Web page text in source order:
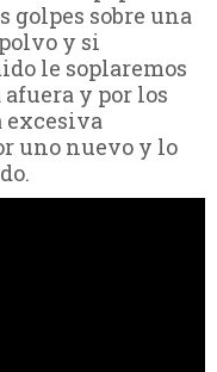
golpes sobre una
y si
le soplaremos
y por los
excesiva
uno nuevo y lo